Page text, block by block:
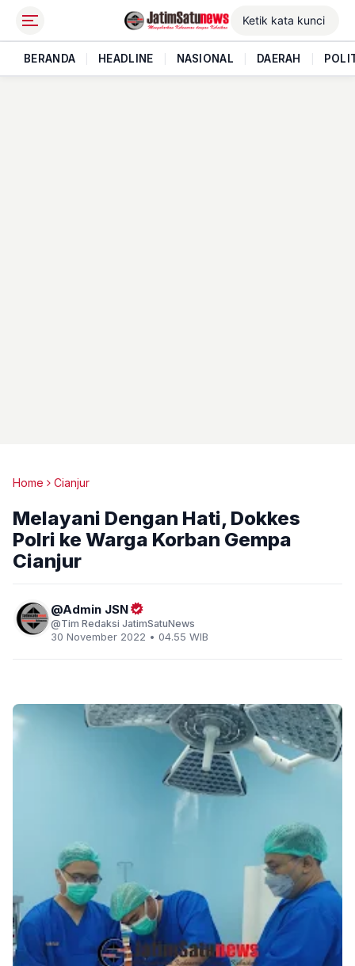
BERANDA HEADLINE NASIONAL DAERAH
Home Cianjur
Melayani Dengan Hati, Dokkes
Polri ke Warga Korban Gempa
Cianjur
Admin JSN
Tim Redaksi JatimSatuNews
30 November 2022 • 04.55 WIB